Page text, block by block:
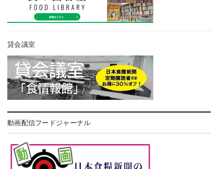
貸会議室
動画配信フードジャーナル